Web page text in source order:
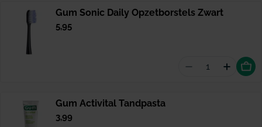
Gum Sonic Daily Opzetborstels Zwart
Normale
5,95
Aantal
Gum Activital Tandpasta
Normale
3,99